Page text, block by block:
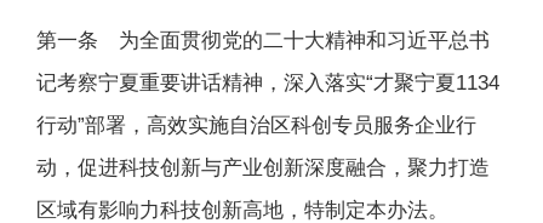
第一条 为全面贯彻党的二十大精神和习近平总书
记考察宁夏重要讲话精神，深入落实“才聚宁夏1134
行动”部署，高效实施自治区科创专员服务企业行
动，促进科技创新与产业创新深度融合，聚力打造
区域有影响力科技创新高地，特制定本办法。